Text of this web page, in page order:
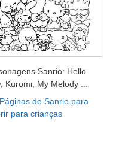
Sanrio: Hello
Kuromi, My Melody ...
Páginas de Sanrio para
para crianças